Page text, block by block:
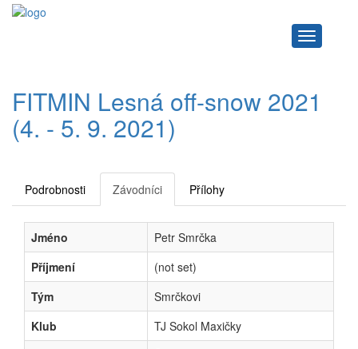
Navigace
FITMIN Lesná off-snow 2021
(4. - 5. 9. 2021)
Podrobnosti Závodníci Přílohy
Jméno
Petr Smrčka
Příjmení
(not set)
Tým
Smrčkovi
Klub
TJ Sokol Maxičky